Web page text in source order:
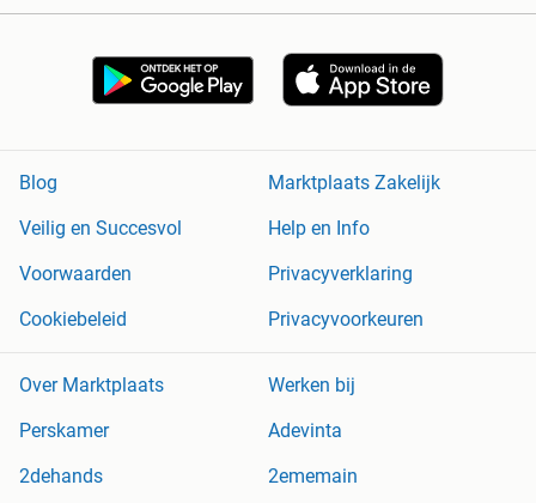
Blog
Marktplaats Zakelijk
Veilig en Succesvol
Help en Info
Voorwaarden
Privacyverklaring
Cookiebeleid
Privacyvoorkeuren
Over Marktplaats
Werken bij
Perskamer
Adevinta
2dehands
2ememain